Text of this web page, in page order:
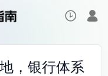
，银行体系